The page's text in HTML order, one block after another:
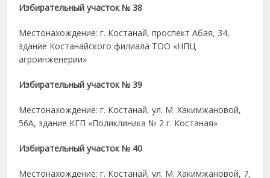
Избирательный участок № 38
Местонахождение: г. Костанай, проспект Абая, 34,
здание Костанайского филиала ТОО «НПЦ
агроинженерии»
Избирательный участок № 39
Местонахождение: г. Костанай, ул. М. Хакимжановой,
56А, здание КГП «Поликлиника № 2 г. Костаная»
Избирательный участок № 40
Местонахождение: г. Костанай, ул. М. Хакимжановой, 7,